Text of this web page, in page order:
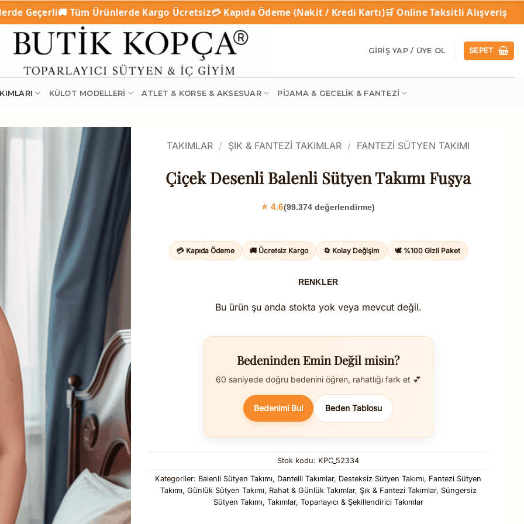
Ürünlerde Kargo Ücretsiz💳 Kapıda Ödeme (Nakit / Kredi Kartı)🛒 Online Taksitli Alışveriş 🎁 1 Alana 1
GIRIŞ YAP / ÜYE OL SEPET
KÜLOT MODELLERI ATLET & KORSE & AKSESUAR PIJAMA & GECELIK & FANTEZI
TAKIMLAR / ŞIK & FANTEZI TAKIMLAR / FANTEZI SÜTYEN TAKIMI
Çiçek Desenli Balenli Sütyen Takımı Fuşya
⭐ 4.6(99.374 değerlendirme)
💳 Kapıda Ödeme 🚚 Ücretsiz Kargo 🔄 Kolay Değişim 🕊️ %100 Gizli Paket
RENKLER
Bu ürün şu anda stokta yok veya mevcut değil.
Bedeninden Emin Değil misin?
60 saniyede doğru bedenini öğren, rahatlığı fark et 💕
Bedenimi Bul Beden Tablosu
Stok kodu: KPC_52334
Kategoriler: Balenli Sütyen Takımı, Dantelli Takımlar, Desteksiz Sütyen Takımı, Fantezi Sütyen
Takımı, Günlük Sütyen Takımı, Rahat & Günlük Takımlar, Şık & Fantezi Takımlar, Süngersiz
Sütyen Takımı, Takımlar, Toparlayıcı & Şekillendirici Takımlar